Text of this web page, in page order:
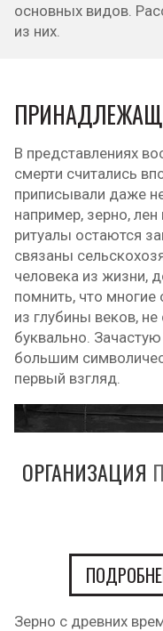
основных видов.
из них.
В представлениях
смерти считались
приписывали даже
например, зерно,
ритуалы остаются
связаны
человека из жизни,
помнить, что
из глубины веков,
буквально.
большим
первый взгляд.
ОРГАНИЗАЦИЯ
Зерно с древних